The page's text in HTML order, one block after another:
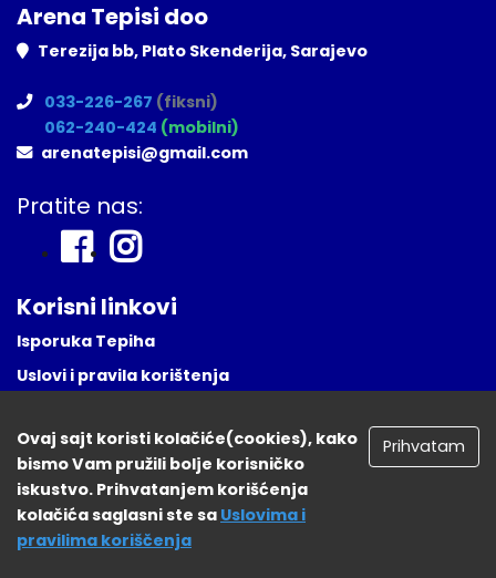
Arena Tepisi doo
Terezija bb, Plato Skenderija, Sarajevo
033-226-267 (fiksni)
062-240-424 (mobilni)
arenatepisi@gmail.com
Pratite nas:
Korisni linkovi
Isporuka Tepiha
Uslovi i pravila korištenja
Naša lokacija
Registruj se
Ovaj sajt koristi kolačiće(cookies), kako
bismo Vam pružili bolje korisničko
iskustvo. Prihvatanjem korišćenja
kolačića saglasni ste sa Uslovima i
pravilima koriščenja
Prihvatam